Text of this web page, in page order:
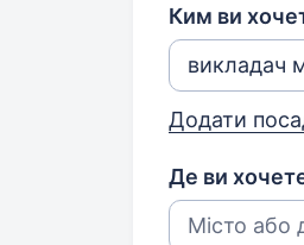
Ким ви
Додати
Де ви